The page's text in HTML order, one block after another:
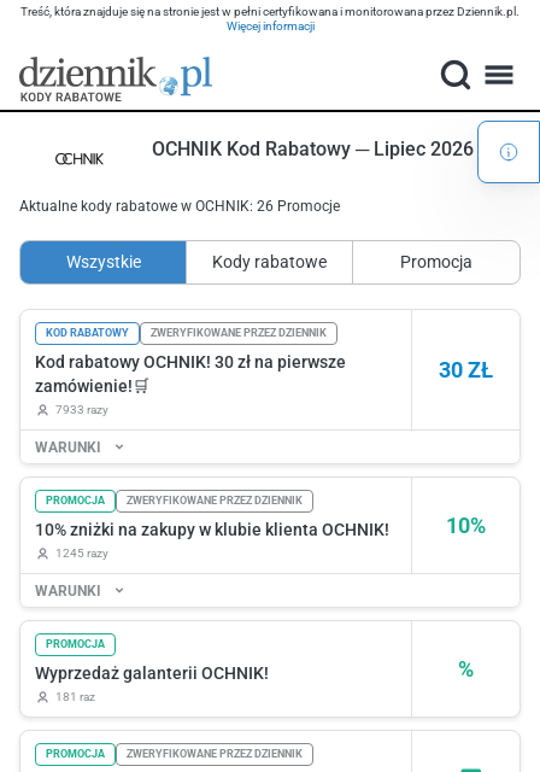
Treść, która znajduje się na stronie jest w pełni certyfikowana i monitorowana przez Dziennik.pl.
Więcej informacji
OCHNIK Kod Rabatowy ─ Lipiec 2026
Aktualne kody rabatowe w OCHNIK: 26 Promocje
Wszystkie Kody rabatowe Promocja
30 ZŁ
KOD RABATOWY ZWERYFIKOWANE PRZEZ DZIENNIK
Kod rabatowy OCHNIK! 30 zł na pierwsze
zamówienie!🛒
7933 razy
WARUNKI
10%
PROMOCJA ZWERYFIKOWANE PRZEZ DZIENNIK
10% zniżki na zakupy w klubie klienta OCHNIK!
1245 razy
WARUNKI
%
PROMOCJA
Wyprzedaż galanterii OCHNIK!
181 raz
PROMOCJA ZWERYFIKOWANE PRZEZ DZIENNIK